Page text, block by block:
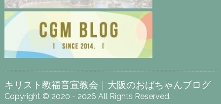
キリスト教福音宣教会｜大阪のおばちゃんブログ
Copyright © 2020 - 2026 All Rights Reserved.